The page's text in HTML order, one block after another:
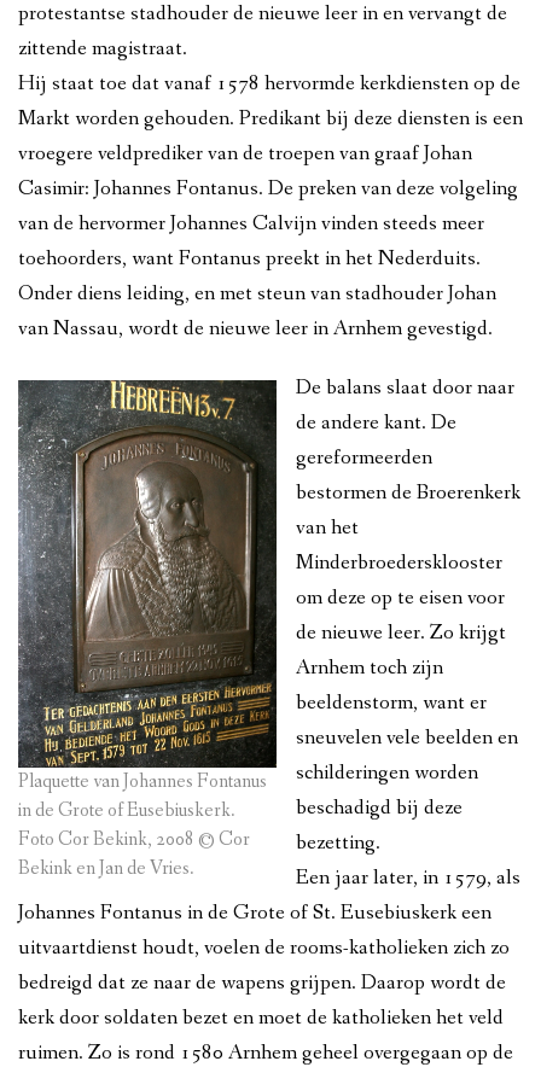
protestantse stadhouder de nieuwe leer in en vervangt de
zittende magistraat.
Hij staat toe dat vanaf 1578 hervormde kerkdiensten op de
Markt worden gehouden. Predikant bij deze diensten is een
vroegere veldprediker van de troepen van graaf Johan
Casimir: Johannes Fontanus. De preken van deze volgeling
van de hervormer Johannes Calvijn vinden steeds meer
toehoorders, want Fontanus preekt in het Nederduits.
Onder diens leiding, en met steun van stadhouder Johan
van Nassau, wordt de nieuwe leer in Arnhem gevestigd.
Plaquette van Johannes Fontanus
in de Grote of Eusebiuskerk.
Foto Cor Bekink, 2008 © Cor
Bekink en Jan de Vries.
De balans slaat door naar
de andere kant. De
gereformeerden
bestormen de Broerenkerk
van het
Minderbroedersklooster
om deze op te eisen voor
de nieuwe leer. Zo krijgt
Arnhem toch zijn
beeldenstorm, want er
sneuvelen vele beelden en
schilderingen worden
beschadigd bij deze
bezetting.
Een jaar later, in 1579, als
Johannes Fontanus in de Grote of St. Eusebiuskerk een
uitvaartdienst houdt, voelen de rooms-katholieken zich zo
bedreigd dat ze naar de wapens grijpen. Daarop wordt de
kerk door soldaten bezet en moet de katholieken het veld
ruimen. Zo is rond 1580 Arnhem geheel overgegaan op de